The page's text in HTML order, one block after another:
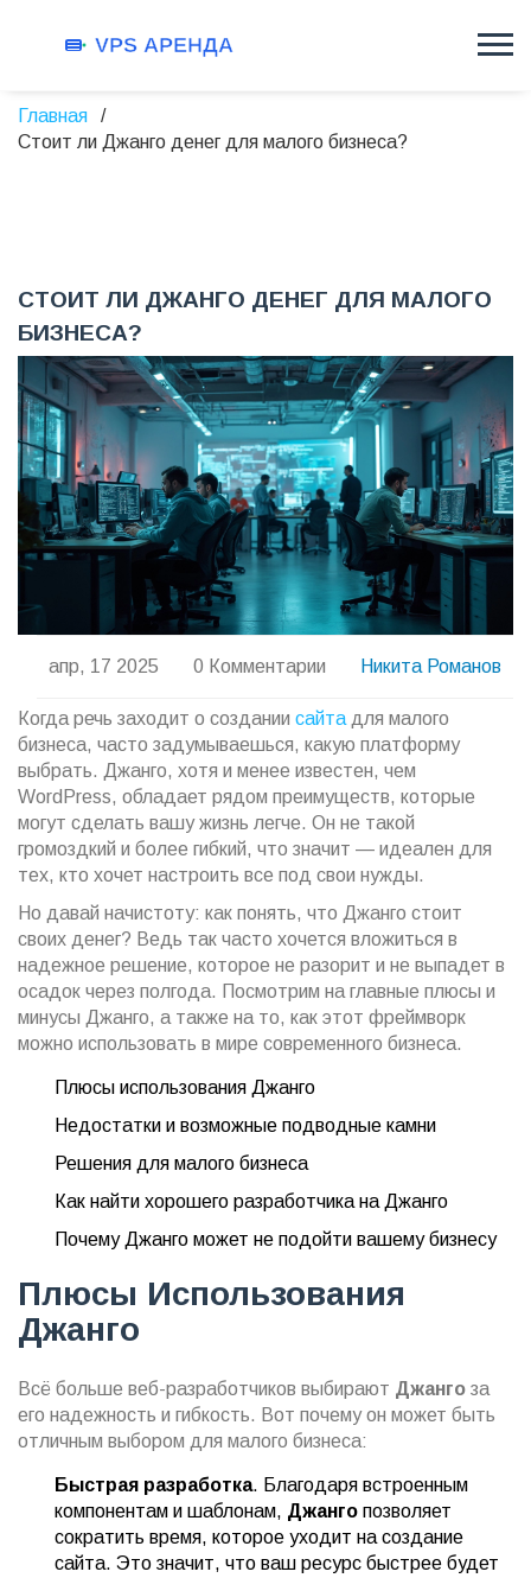
Главная
Стоит ли Джанго денег для малого бизнеса?
СТОИТ ЛИ ДЖАНГО ДЕНЕГ ДЛЯ МАЛОГО
БИЗНЕСА?
апр, 17 2025 0 Комментарии Никита Романов
Когда речь заходит о создании сайта для малого
бизнеса, часто задумываешься, какую платформу
выбрать. Джанго, хотя и менее известен, чем
WordPress, обладает рядом преимуществ, которые
могут сделать вашу жизнь легче. Он не такой
громоздкий и более гибкий, что значит — идеален для
тех, кто хочет настроить все под свои нужды.
Но давай начистоту: как понять, что Джанго стоит
своих денег? Ведь так часто хочется вложиться в
надежное решение, которое не разорит и не выпадет в
осадок через полгода. Посмотрим на главные плюсы и
минусы Джанго, а также на то, как этот фреймворк
можно использовать в мире современного бизнеса.
Плюсы использования Джанго
Недостатки и возможные подводные камни
Решения для малого бизнеса
Как найти хорошего разработчика на Джанго
Почему Джанго может не подойти вашему бизнесу
Плюсы Использования
Джанго
Всё больше веб-разработчиков выбирают Джанго за
его надежность и гибкость. Вот почему он может быть
отличным выбором для малого бизнеса:
Быстрая разработка. Благодаря встроенным
компонентам и шаблонам, Джанго позволяет
сократить время, которое уходит на создание
сайта. Это значит, что ваш ресурс быстрее будет